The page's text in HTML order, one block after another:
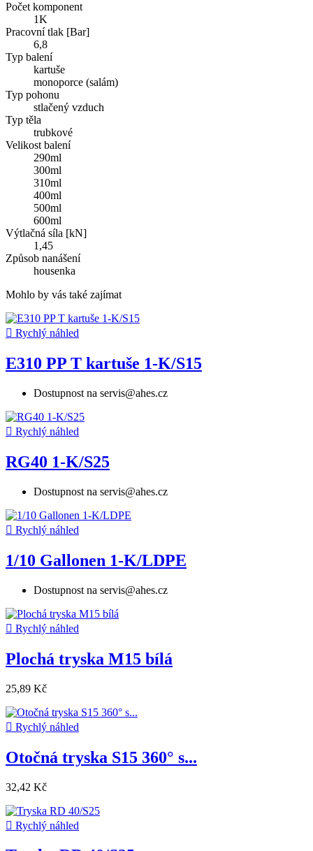
Počet komponent
1K
Pracovní tlak [Bar]
6,8
Typ balení
kartuše
monoporce (salám)
Typ pohonu
stlačený vzduch
Typ těla
trubkové
Velikost balení
290ml
300ml
310ml
400ml
500ml
600ml
Výtlačná síla [kN]
1,45
Způsob nanášení
housenka
Mohlo by vás také zajímat
 Rychlý náhled
E310 PP T kartuše 1-K/S15
Dostupnost na servis@ahes.cz
 Rychlý náhled
RG40 1-K/S25
Dostupnost na servis@ahes.cz
 Rychlý náhled
1/10 Gallonen 1-K/LDPE
Dostupnost na servis@ahes.cz
 Rychlý náhled
Plochá tryska M15 bílá
25,89 Kč
 Rychlý náhled
Otočná tryska S15 360° s...
32,42 Kč
 Rychlý náhled